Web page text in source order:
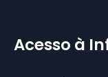
Acesso à